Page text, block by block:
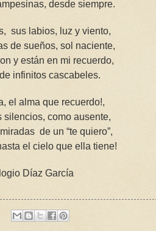
desde siempre.
sus labios, luz y viento,
de sueños, sol naciente,
y están en mi recuerdo,
infinitos cascabeles.
el alma que recuerdo!,
silencios, como ausente,
de un “te quiero”,
el cielo que ella tiene!
Díaz García